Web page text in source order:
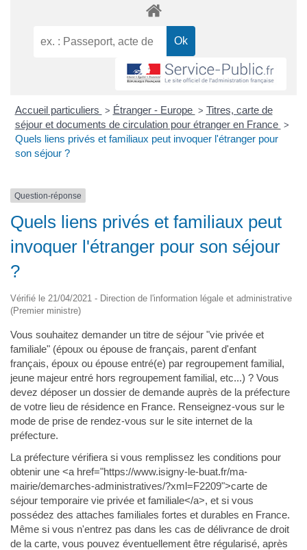
Accueil particuliers > Étranger - Europe > Titres, carte de
séjour et documents de circulation pour étranger en France >
Quels liens privés et familiaux peut invoquer l'étranger pour
son séjour ?
Question-réponse
Quels liens privés et familiaux peut
invoquer l'étranger pour son séjour
?
Vérifié le 21/04/2021 - Direction de l'information légale et administrative
(Premier ministre)
Vous souhaitez demander un titre de séjour "vie privée et
familiale" (époux ou épouse de français, parent d'enfant
français, époux ou épouse entré(e) par regroupement familial,
jeune majeur entré hors regroupement familial, etc...) ? Vous
devez déposer un dossier de demande auprès de la préfecture
de votre lieu de résidence en France. Renseignez-vous sur le
mode de prise de rendez-vous sur le site internet de la
préfecture.
La préfecture vérifiera si vous remplissez les conditions pour
obtenir une <a href="https://www.isigny-le-buat.fr/ma-
mairie/demarches-administratives/?xml=F2209">carte de
séjour temporaire vie privée et familiale</a>, et si vous
possédez des attaches familiales fortes et durables en France.
Même si vous n'entrez pas dans les cas de délivrance de droit
de la carte, vous pouvez éventuellement être régularisé, après